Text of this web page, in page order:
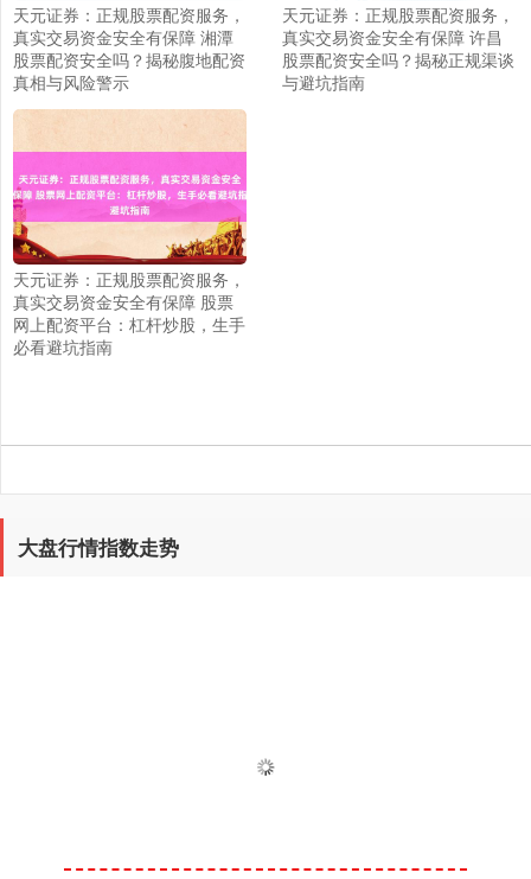
天元证券：正规股票配资服务，
真实交易资金安全有保障 湘潭
股票配资安全吗？揭秘腹地配资
真相与风险警示
天元证券：正规股票配资服务，
真实交易资金安全有保障 许昌
股票配资安全吗？揭秘正规渠谈
与避坑指南
天元证券：正规股票配资服务，
真实交易资金安全有保障 股票
网上配资平台：杠杆炒股，生手
必看避坑指南
大盘行情指数走势